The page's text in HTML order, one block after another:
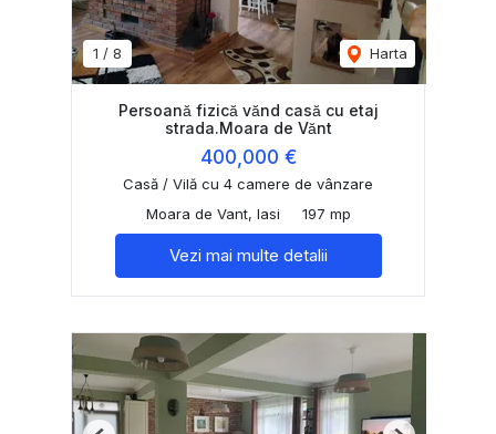
1 / 8 Harta
Persoană fizică vănd casă cu etaj
strada.Moara de Vănt
400,000 €
Casă / Vilă cu 4 camere de vânzare
Moara de Vant, Iasi
197 mp
Vezi mai multe detalii